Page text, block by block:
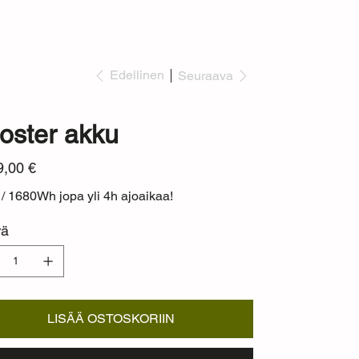
Edellinen Seuraava
akku
€
1680Wh jopa yli 4h ajoaikaa!
LISÄÄ OSTOSKORIIN